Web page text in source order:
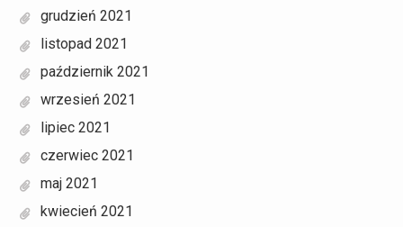
grudzień 2021
listopad 2021
październik 2021
wrzesień 2021
lipiec 2021
czerwiec 2021
maj 2021
kwiecień 2021